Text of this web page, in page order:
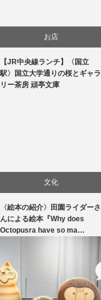
お店
生活
【JR中央線ランチ】〈国立
駅〉国立大学通りの桜とギャラ
リー茶房 頑亭文庫
文化
〈絵本の紹介〉田園ライダーさ
んによる絵本『Why does
Octopusra have so ma…